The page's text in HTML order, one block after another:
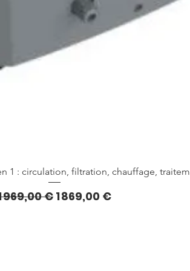
Aperçu rapide
1 : circulation, filtration, chauffage,
original
969,00 €Prix promotionnel
1 869,00 €